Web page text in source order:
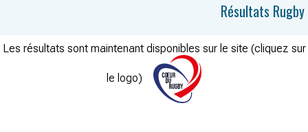
Résultats Rugby
Les résultats sont maintenant disponibles sur le site (cliquez sur
le logo)